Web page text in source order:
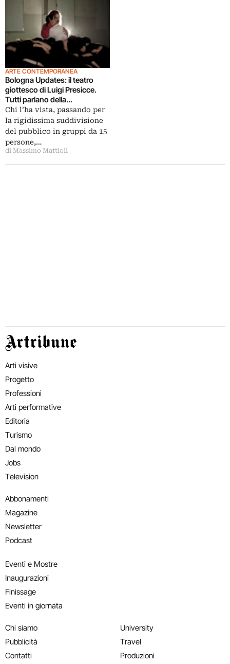
ARTE CONTEMPORANEA
Bologna Updates: il teatro
giottesco di Luigi Presicce.
Tutti parlano della
performance allestita per Art
City con Maurizio Vierucci, e
noi ve la facciamo vedere…
Chi l’ha vista, passando per
la rigidissima suddivisione
del pubblico in gruppi da 15
persone,…
di Massimo Mattioli
Artribune
Arti visive
Progetto
Professioni
Arti performative
Editoria
Turismo
Dal mondo
Jobs
Television
Abbonamenti
Magazine
Newsletter
Podcast
Eventi e Mostre
Inaugurazioni
Finissage
Eventi in giornata
Chi siamo
Pubblicità
Contatti
University
Travel
Produzioni